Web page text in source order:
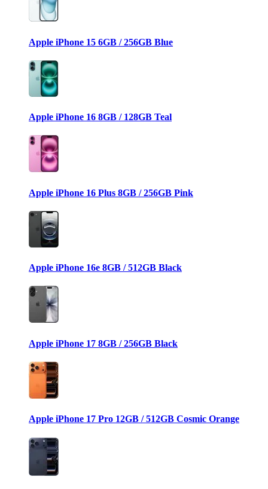
Apple iPhone 15 6GB / 256GB Blue
Apple iPhone 16 8GB / 128GB Teal
Apple iPhone 16 Plus 8GB / 256GB Pink
Apple iPhone 16e 8GB / 512GB Black
Apple iPhone 17 8GB / 256GB Black
Apple iPhone 17 Pro 12GB / 512GB Cosmic Orange